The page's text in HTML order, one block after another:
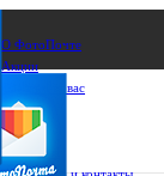
О ФотоПочте
Акции
Сделаем за вас
Бизнесу
FAQ
Франшиза